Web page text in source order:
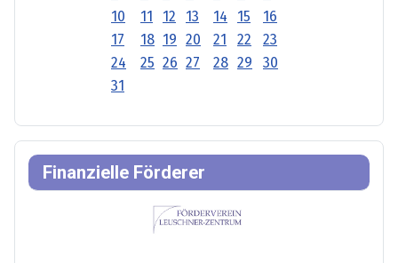
10
11 12 13 14 15
16
17
18 19 20 21 22
23
24
25 26 27 28 29
30
31
Finanzielle Förderer